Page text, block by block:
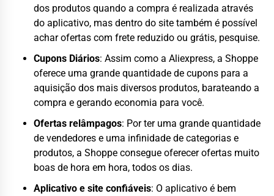
dos produtos quando a compra é realizada através
do aplicativo, mas dentro do site também é possível
achar ofertas com frete reduzido ou grátis, pesquise.
Cupons Diários: Assim como a Aliexpress, a Shoppe
oferece uma grande quantidade de cupons para a
aquisição dos mais diversos produtos, barateando a
compra e gerando economia para você.
Ofertas relâmpagos: Por ter uma grande quantidade
de vendedores e uma infinidade de categorias e
produtos, a Shoppe consegue oferecer ofertas muito
boas de hora em hora, todos os dias.
Aplicativo e site confiáveis: O aplicativo é bem